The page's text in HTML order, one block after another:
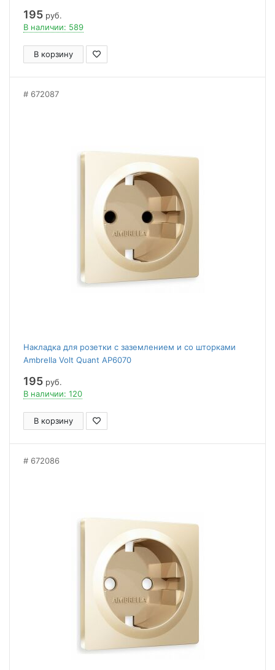
195 руб.
В наличии: 589
В корзину
672087
Накладка для розетки с заземлением и со шторками
Ambrella Volt Quant AP6070
195 руб.
В наличии: 120
В корзину
672086